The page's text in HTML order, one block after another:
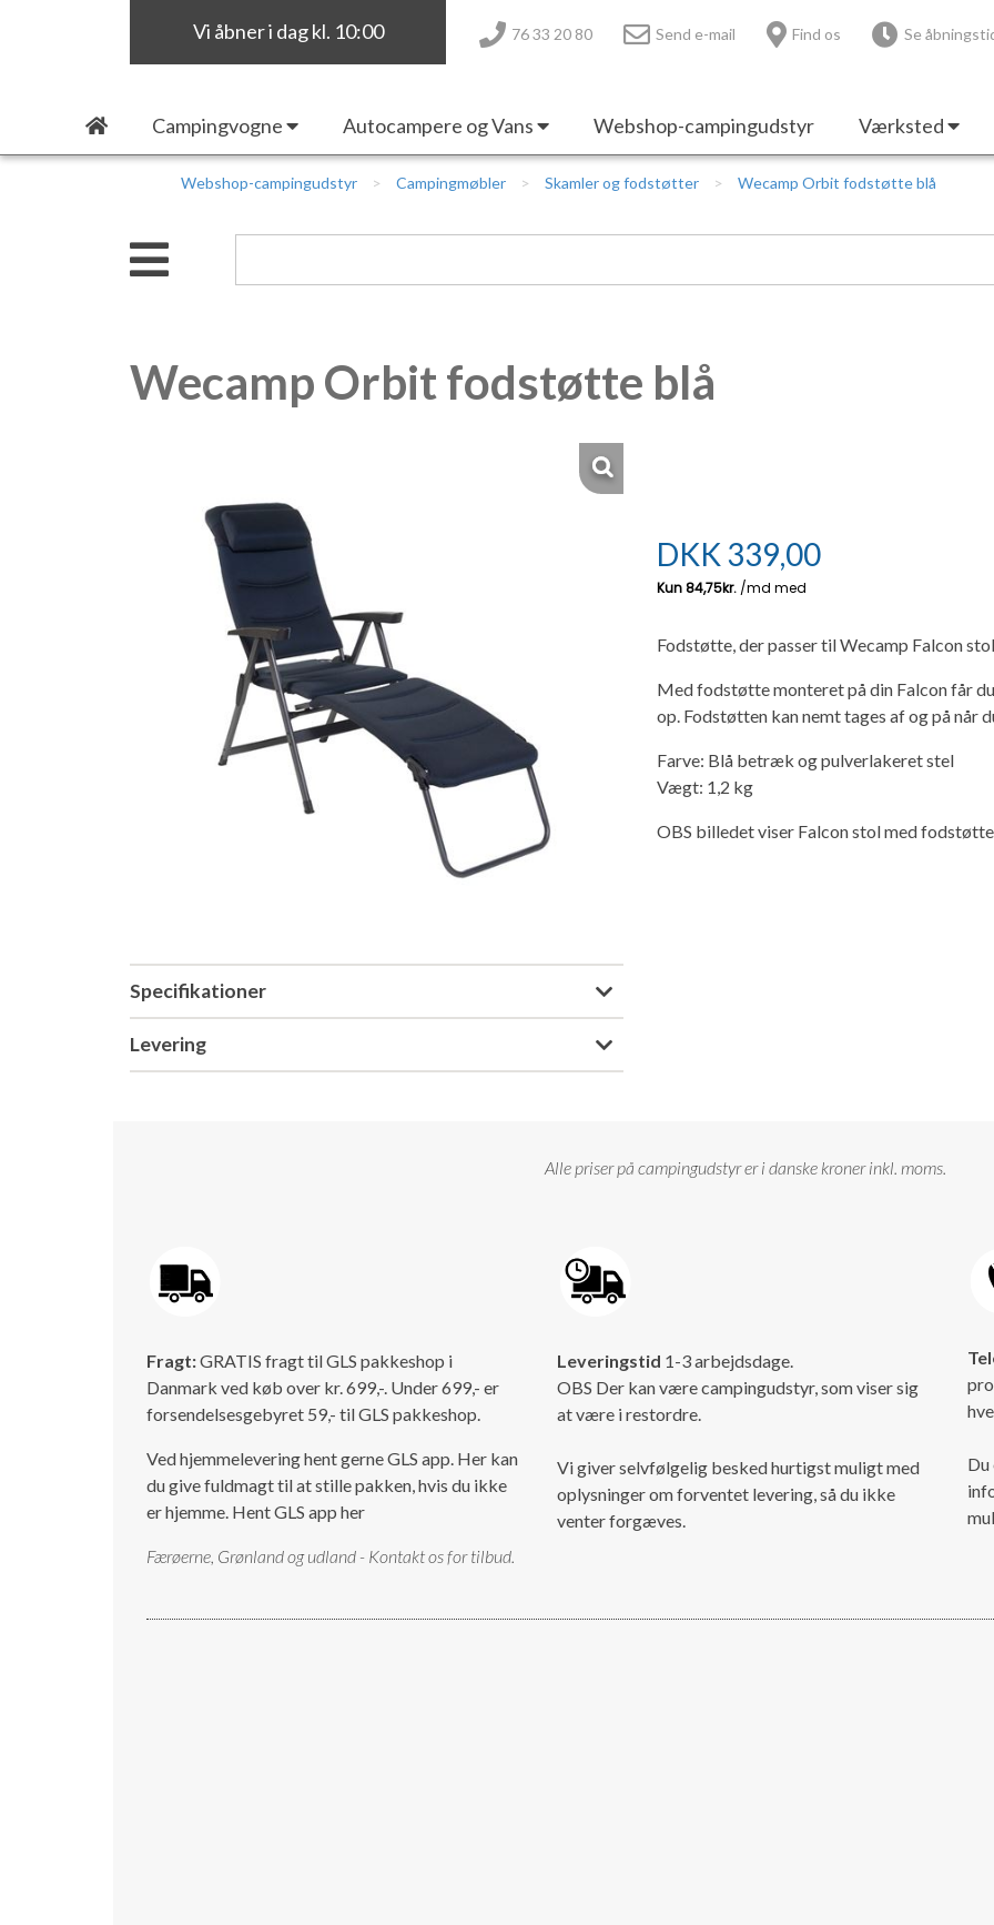
Vi åbner i dag kl. 10:00 76 33 20 80 Send e-mail Find os Se
Campingvogne Autocampere og Vans Webshop-campingudstyr Værksted
Webshop-campingudstyr Campingmøbler Skamler og fodstøtter Wecamp Orbit fodstøtte blå
Wecamp Orbit fodstøtte blå
Specifikationer
Levering
DKK 339,00
Fodstøtte, der passer til Wecamp Falcon stol
Med fodstøtte monteret på din Falcon får
op. Fodstøtten kan nemt tages af og på når
Farve: Blå betræk og pulverlakeret stel
Vægt: 1,2 kg
OBS billedet viser Falcon stol med
Alle priser på campingudstyr er i danske kroner inkl. moms.
Fragt:GRATIS fragt til GLS pakkeshop i
Danmark ved køb over kr. 699,-. Under 699,- er
forsendelsesgebyret 59,- til GLS pakkeshop.
Ved hjemmelevering hent gerne GLS app. Her kan
du give fuldmagt til at stille pakken, hvis du ikke
er hjemme. Hent GLS app her
Færøerne, Grønland og udland - Kontakt os for tilbud.
Leveringstid 1-3 arbejdsdage.
OBS Der kan være campingudstyr, som viser sig
at være i restordre.
Vi giver selvfølgelig besked hurtigst muligt med
oplysninger om forventet levering, så du ikke
venter forgæves.
Du